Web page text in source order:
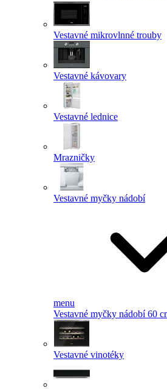
Vestavné mikrovlnné trouby
Vestavné kávovary
Vestavné lednice
Mrazničky
Vestavné myčky nádobí
menu
Vestavné myčky nádobí 60
Vestavné vinotéky